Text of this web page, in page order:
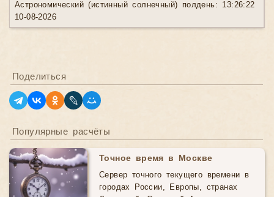
Астрономический (истинный солнечный) полдень: 13:26:22
10-08-2026
Поделиться
Популярные расчёты
Точное время в Москве
Сервер точного текущего времени в
городах России, Европы, странах